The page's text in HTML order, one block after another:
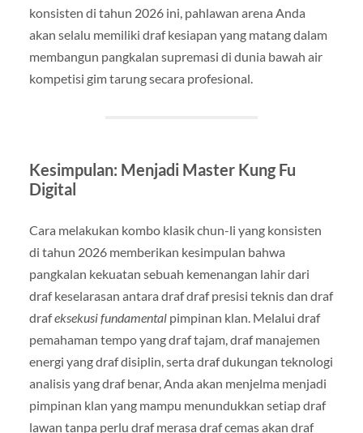
konsisten di tahun 2026 ini, pahlawan arena Anda
akan selalu memiliki draf kesiapan yang matang dalam
membangun pangkalan supremasi di dunia bawah air
kompetisi gim tarung secara profesional.
Kesimpulan: Menjadi Master Kung Fu
Digital
Cara melakukan kombo klasik chun-li yang konsisten
di tahun 2026 memberikan kesimpulan bahwa
pangkalan kekuatan sebuah kemenangan lahir dari
draf keselarasan antara draf draf presisi teknis dan draf
drafeksekusi fundamentalpimpinan klan. Melalui draf
pemahaman tempo yang draf tajam, draf manajemen
energi yang draf disiplin, serta draf dukungan teknologi
analisis yang draf benar, Anda akan menjelma menjadi
pimpinan klan yang mampu menundukkan setiap draf
lawan tanpa perlu draf merasa draf cemas akan draf